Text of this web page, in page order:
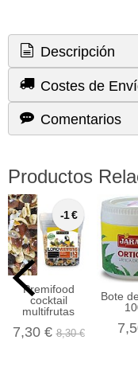
Descripción
Costes de
Comentarios
Productos
-1 €
Premifood
cocktail
multifrutas
7,30 €8,30 €
Bote